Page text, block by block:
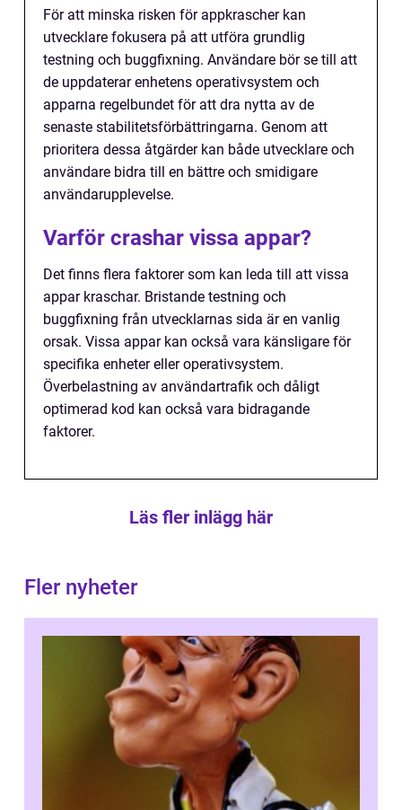
För att minska risken för appkrascher kan
utvecklare fokusera på att utföra grundlig
testning och buggfixning. Användare bör se till att
de uppdaterar enhetens operativsystem och
apparna regelbundet för att dra nytta av de
senaste stabilitetsförbättringarna. Genom att
prioritera dessa åtgärder kan både utvecklare och
användare bidra till en bättre och smidigare
användarupplevelse.
Varför crashar vissa appar?
Det finns flera faktorer som kan leda till att vissa
appar kraschar. Bristande testning och
buggfixning från utvecklarnas sida är en vanlig
orsak. Vissa appar kan också vara känsligare för
specifika enheter eller operativsystem.
Överbelastning av användartrafik och dåligt
optimerad kod kan också vara bidragande
faktorer.
Läs fler inlägg här
Fler nyheter